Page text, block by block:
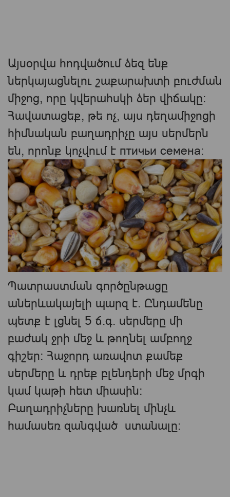
Այսօրվա հոդվածում ձեզ ենք
ներկայացնելու շաքարախտի բուժման
միջոց, որը կվերահսկի ձեր վիճակը։
Հավատացեք, թե ոչ, այս դեղամիջոցի
հիմնական բաղադրիչը այս սերմերն
են, որոնք կոչվում է птичьи семена:
Պատրաստման գործընթացը
աներևակայելի պարզ է. Ընդամենը
պետք է լցնել 5 ճ.գ. սերմերը մի
բաժակ ջրի մեջ և թողնել ամբողջ
գիշեր: Հաջորդ առավոտ քամեք
սերմերը և դրեք բլենդերի մեջ մրգի
կամ կաթի հետ միասին:
Բաղադրիչները խառնել մինչև
համասեռ զանգված ստանալը։